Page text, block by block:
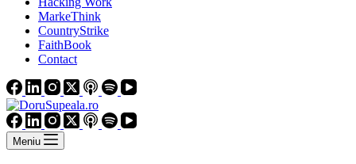
MarkeThink
CountryStrike
FaithBook
Contact
Meniu